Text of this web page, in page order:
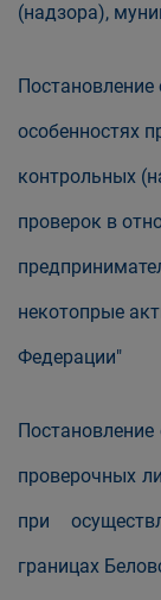
(надзора),
особенностях
контрольных
проверок в
некотопрые
Федерации"
проверочных
при
границах